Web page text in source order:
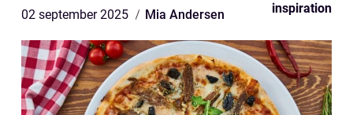
02 september 2025 Mia Andersen inspiration